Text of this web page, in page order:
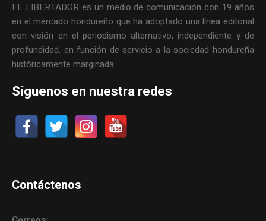
EL LIBERTADOR es un medio de comunicación con 19 años
en el mercado hondureño que ha adoptado una línea editorial
con visión en el periodismo alternativo, independiente y de
profundidad, en función de servicio a la sociedad hondureña
históricamente marginada.
Síguenos en nuestra redes
Contáctenos